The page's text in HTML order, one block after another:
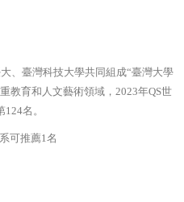
、臺灣科技大學共同組成“臺灣大學
教育和人文藝術領域，2023年QS世
名。
可推薦1名